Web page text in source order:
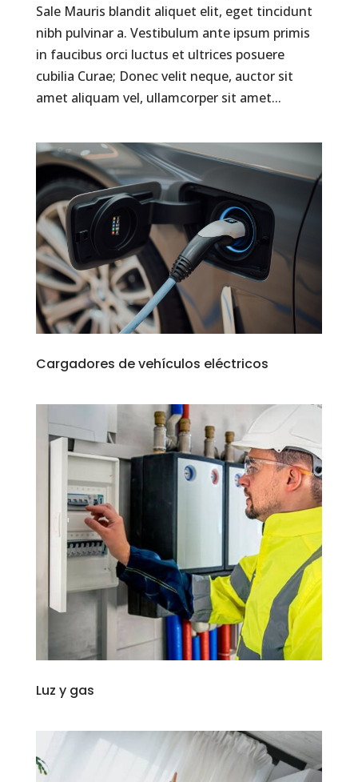
Sale Mauris blandit aliquet elit, eget tincidunt
nibh pulvinar a. Vestibulum ante ipsum primis
in faucibus orci luctus et ultrices posuere
cubilia Curae; Donec velit neque, auctor sit
amet aliquam vel, ullamcorper sit amet...
Cargadores de vehículos eléctricos
Luz y gas